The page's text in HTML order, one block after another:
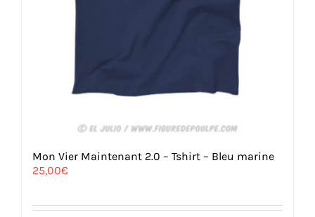
Mon Vier Maintenant 2.0 – Tshirt – Bleu marine
25,00€